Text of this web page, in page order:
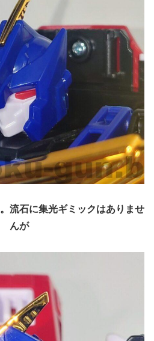
流石に集光ギミックはありませ
んが